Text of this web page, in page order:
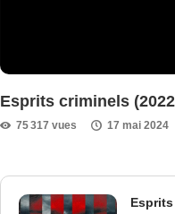
Esprits criminels
75 317 vues 17 mai 2024